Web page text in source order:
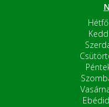
Hétfő
Kedd